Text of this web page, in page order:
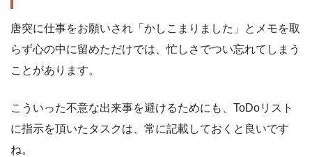
唐突に仕事をお願いされ「かしこまりました」とメモを取
らず心の中に留めただけでは、忙しさでつい忘れてしまう
ことがあります。
こういった不意な出来事を避けるためにも、ToDoリスト
に指示を頂いたタスクは、常に記載しておくと良いです
ね。